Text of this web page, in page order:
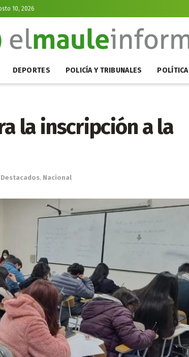
10, 2026
DEPORTES POLICÍA Y TRIBUNALES POLÍTICA
la inscripción a la
Destacados, Nacional